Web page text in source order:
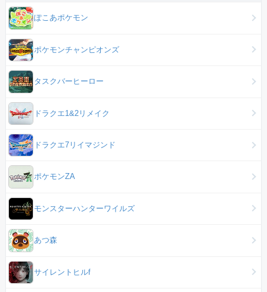
ぽこあポケモン
ポケモンチャンピオンズ
タスクバーヒーロー
ドラクエ1&2リメイク
ドラクエ7リイマジンド
ポケモンZA
モンスターハンターワイルズ
あつ森
サイレントヒルf